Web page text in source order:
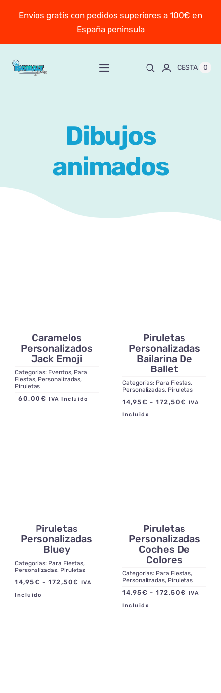
Envios gratis con pedidos superiores a 100€ en
España peninsula
Toggle
TIENDA
Escuela online
CESTA 0
Dibujos
animados
Caramelos
Personalizados
Jack Emoji
Categorias: Eventos, Para
Fiestas, Personalizadas,
Piruletas
60,00 € IVA Incluido
Piruletas
Personalizadas
Bailarina De
Ballet
Categorias: Para Fiestas,
Personalizadas, Piruletas
14,95€ - 172,50€ Rango
IVA
Incluido
Piruletas
Personalizadas
Bluey
Categorias: Para Fiestas,
Personalizadas, Piruletas
14,95€ - 172,50€ Rango
IVA
Incluido
Piruletas
Personalizadas
Coches De
Colores
Categorias: Para Fiestas,
Personalizadas, Piruletas
14,95€ - 172,50€ Rango
IVA
Incluido